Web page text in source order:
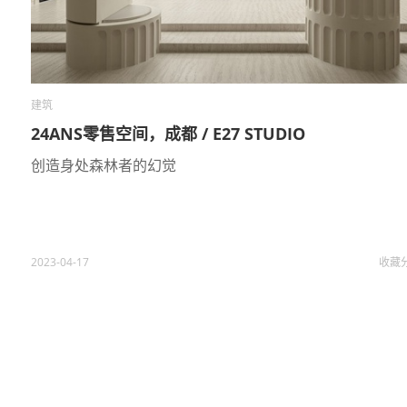
建筑
24ANS零售空间，成都 / E27 STUDIO
创造身处森林者的幻觉
2023-04-17 收藏